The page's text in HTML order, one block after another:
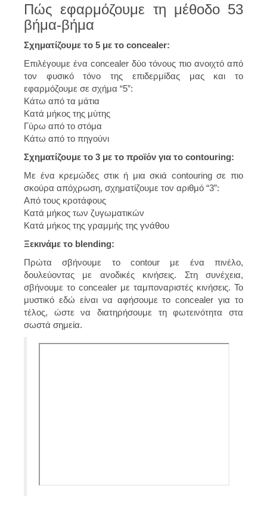
Πώς εφαρμόζουμε τη μέθοδο 53
βήμα-βήμα
Σχηματίζουμε το 5 με το concealer:
Επιλέγουμε ένα concealer δύο τόνους πιο ανοιχτό από
τον φυσικό τόνο της επιδερμίδας μας και το
εφαρμόζουμε σε σχήμα “5”:
Κάτω από τα μάτια
Κατά μήκος της μύτης
Γύρω από το στόμα
Κάτω από το πηγούνι
Σχηματίζουμε το 3 με το προϊόν για το contouring:
Με ένα κρεμώδες στικ ή μια σκιά contouring σε πιο
σκούρα απόχρωση, σχηματίζουμε τον αριθμό “3”:
Από τους κροτάφους
Κατά μήκος των ζυγωματικών
Κατά μήκος της γραμμής της γνάθου
Ξεκινάμε το blending:
Πρώτα σβήνουμε το contour με ένα πινέλο,
δουλεύοντας με ανοδικές κινήσεις. Στη συνέχεια,
σβήνουμε το concealer με ταμποναριστές κινήσεις. Το
μυστικό εδώ είναι να αφήσουμε το concealer για το
τέλος, ώστε να διατηρήσουμε τη φωτεινότητα στα
σωστά σημεία.